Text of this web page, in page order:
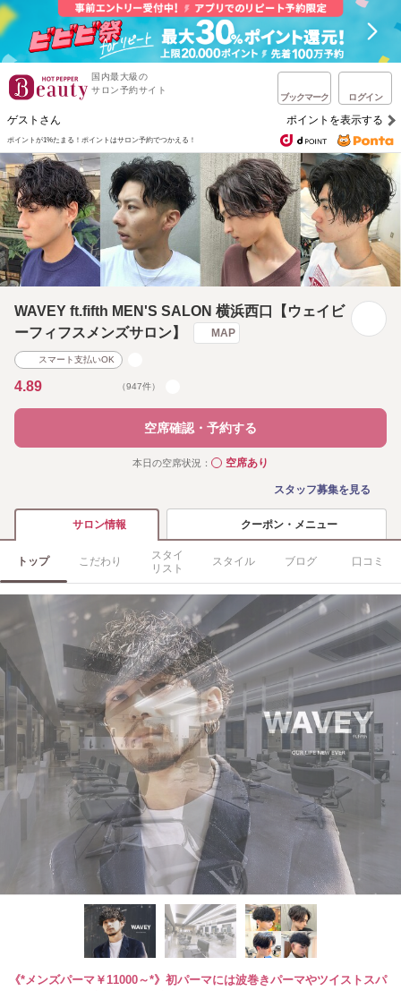
国内最大級の
サロン予約サイト
ブックマーク ログイン
ゲストさん ポイントを表示する
ポイントが1%たまる！ ポイントはサロン予約でつかえる！
WAVEY ft.fifth MEN'S SALON 横浜西口【ウェイビ
ーフィフスメンズサロン】
MAP
スマート支払いOK
4.89 （947件）
空席確認・予約する
本日の空席状況： ◯空席あり
スタッフ募集を見る
サロン情報 クーポン・メニュー
トップ こだわり
スタイ
リスト
スタイル ブログ 口コミ
《*メンズパーマ￥11000～*》初パーマには波巻きパーマやツイストスパ